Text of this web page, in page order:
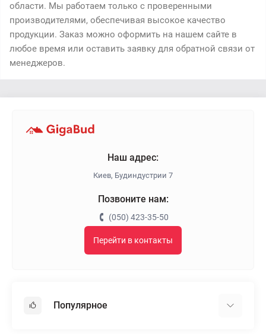
области. Мы работаем только с проверенными
производителями, обеспечивая высокое качество
продукции. Заказ можно оформить на нашем сайте в
любое время или оставить заявку для обратной связи от
менеджеров.
Наш адрес:
Киев, Будиндустрии 7
Позвоните нам:
(050) 423-35-50
Перейти в контакты
Популярное